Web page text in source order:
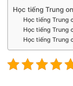
Học tiếng Trung
Học tiếng Trung
Học tiếng Trung
Học tiếng Trung